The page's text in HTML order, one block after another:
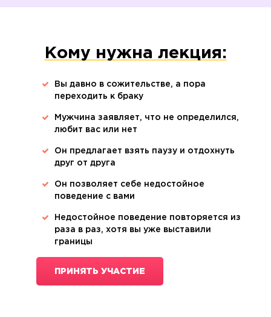
Кому нужна лекция:
Вы давно в сожительстве, а пора
переходить к браку
Мужчина заявляет, что не определился,
любит вас или нет
Он предлагает взять паузу и отдохнуть
друг от друга
Он позволяет себе недостойное
поведение с вами
Недостойное поведение повторяется из
раза в раз, хотя вы уже выставили
границы
ПРИНЯТЬ УЧАСТИЕ